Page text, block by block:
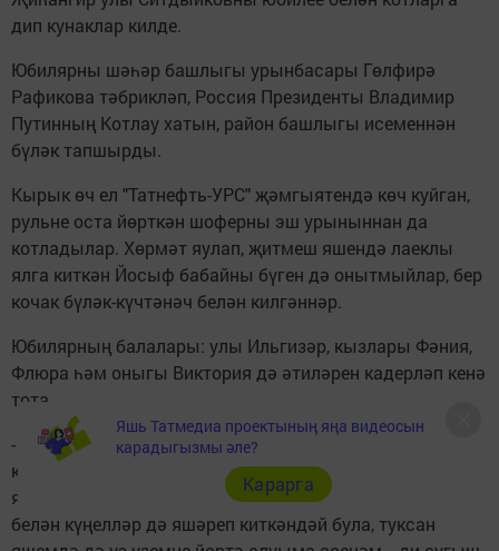
дип кунаклар килде.
Юбилярны шәһәр башлыгы урынбасары Гөлфирә
Рафикова тәбрикләп, Россия Президенты Владимир
Путинның Котлау хатын, район башлыгы исеменнән
бүләк тапшырды.
Кырык өч ел "Татнефть-УРС" җәмгыятендә көч куйган,
рульне оста йөрткән шоферны эш урыныннан да
котладылар. Хөрмәт яулап, җитмеш яшендә лаеклы
ялга киткән Йосыф бабайны бүген дә онытмыйлар, бер
кочак бүләк-күчтәнәч белән килгәннәр.
Юбилярның балалары: улы Ильгизәр, кызлары Фәния,
Флюра һәм оныгы Виктория дә әтиләрен кадерләп кенә
тота.
-
Туксан яшемә килеп җитәрмен дип башыма да
китермәдем. Бу язгы иртәдә уянып, шулхәтле гомер
яшәдем микән дип уйландым. Яз җиткәч, табигать
белән күңелләр дә яшәреп киткәндәй була, туксан
Яшь Татмедиа проектының яңа видеосын
карадыгызмы әле?
Карарга